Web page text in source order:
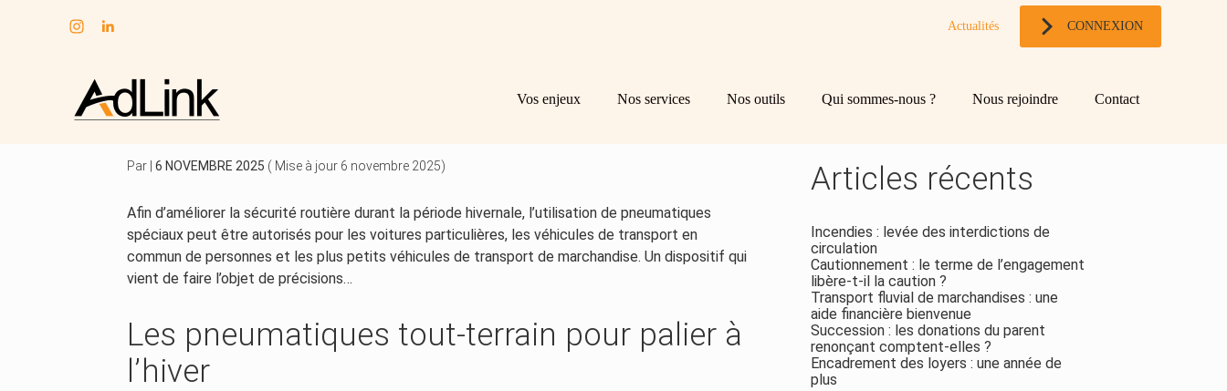
Actualités CONNEXION
Aller
au
Vos enjeux Nos services Nos outils Qui sommes-nous ? Nous rejoindre Contact
Par |6 NOVEMBRE 2025 ( Mise à jour 6 novembre 2025)
Afin d’améliorer la sécurité routière durant la période hivernale, l’utilisation de pneumatiques
spéciaux peut être autorisés pour les voitures particulières, les véhicules de transport en
commun de personnes et les plus petits véhicules de transport de marchandise. Un dispositif qui
vient de faire l’objet de précisions…
Les pneumatiques tout-terrain pour palier à
l’hiver
Blog
sidebar
Rechercher
Articles récents
Incendies : levée des interdictions de
circulation
Cautionnement : le terme de l’engagement
libère-t-il la caution ?
Transport fluvial de marchandises : une
aide financière bienvenue
Succession : les donations du parent
renonçant comptent-elles ?
Encadrement des loyers : une année de
plus